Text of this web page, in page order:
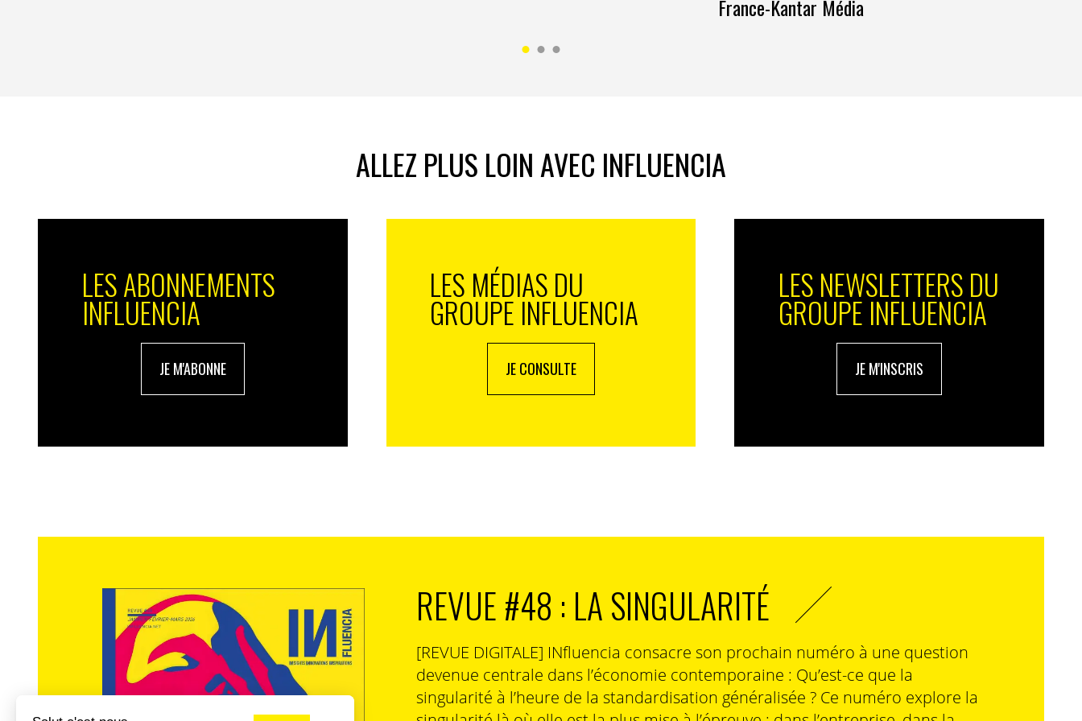
France-Kantar Média
ALLEZ PLUS LOIN AVEC INFLUENCIA
LES ABONNEMENTS
INFLUENCIA
JE M'ABONNE
LES MÉDIAS DU
GROUPE INFLUENCIA
JE CONSULTE
LES NEWSLETTERS DU
GROUPE INFLUENCIA
JE M'INSCRIS
REVUE #48 : LA SINGULARITÉ
[REVUE DIGITALE] INfluencia consacre son prochain numéro à une question
devenue centrale dans l’économie contemporaine : Qu’est-ce que la
singularité à l’heure de la standardisation généralisée ? Ce numéro explore la